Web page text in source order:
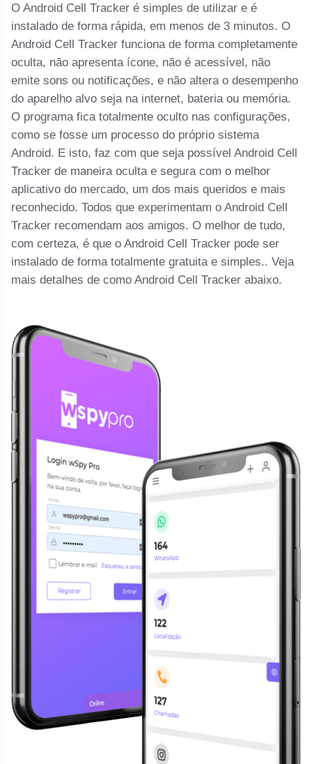
O Android Cell Tracker é simples de utilizar e é
instalado de forma rápida, em menos de 3 minutos. O
Android Cell Tracker funciona de forma completamente
oculta, não apresenta ícone, não é acessível, não
emite sons ou notificações, e não altera o desempenho
do aparelho alvo seja na internet, bateria ou memória.
O programa fica totalmente oculto nas configurações,
como se fosse um processo do próprio sistema
Android. E isto, faz com que seja possível Android Cell
Tracker de maneira oculta e segura com o melhor
aplicativo do mercado, um dos mais queridos e mais
reconhecido. Todos que experimentam o Android Cell
Tracker recomendam aos amigos. O melhor de tudo,
com certeza, é que o Android Cell Tracker pode ser
instalado de forma totalmente gratuita e simples.. Veja
mais detalhes de como Android Cell Tracker abaixo.